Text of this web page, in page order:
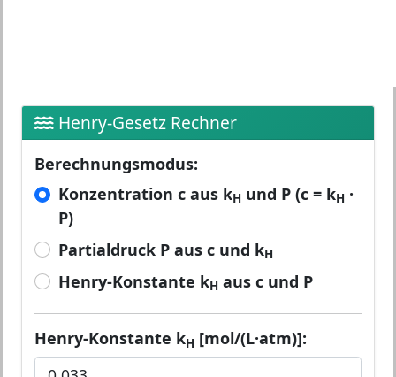
Henry-Gesetz Rechner
Berechnungsmodus:
Konzentration c aus kH und P (c = kH ·
P)
Partialdruck P aus c und kH
Henry-Konstante kH aus c und P
Henry-Konstante kH [mol/(L·atm)]: